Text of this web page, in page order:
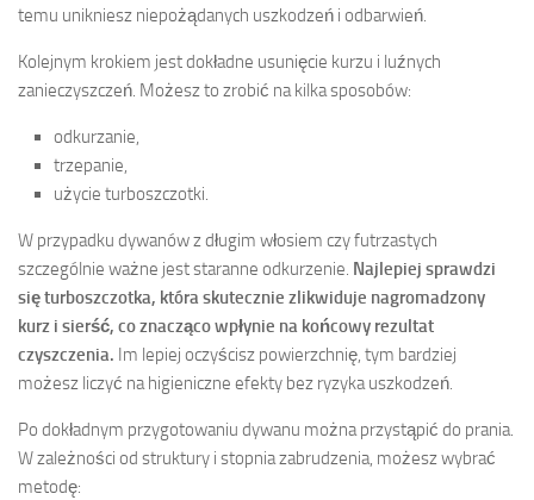
temu unikniesz niepożądanych uszkodzeń i odbarwień.
Kolejnym krokiem jest dokładne usunięcie kurzu i luźnych
zanieczyszczeń. Możesz to zrobić na kilka sposobów:
odkurzanie,
trzepanie,
użycie turboszczotki.
W przypadku dywanów z długim włosiem czy futrzastych
szczególnie ważne jest staranne odkurzenie. Najlepiej sprawdzi
się turboszczotka, która skutecznie zlikwiduje nagromadzony
kurz i sierść, co znacząco wpłynie na końcowy rezultat
czyszczenia. Im lepiej oczyścisz powierzchnię, tym bardziej
możesz liczyć na higieniczne efekty bez ryzyka uszkodzeń.
Po dokładnym przygotowaniu dywanu można przystąpić do prania.
W zależności od struktury i stopnia zabrudzenia, możesz wybrać
metodę: